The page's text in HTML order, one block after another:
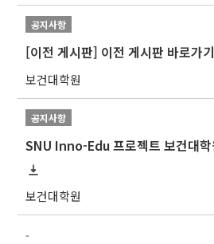
공지사항
[이전 게시판] 이전 게시판 바로가기
보건대학원
공지사항
보건대학원
-